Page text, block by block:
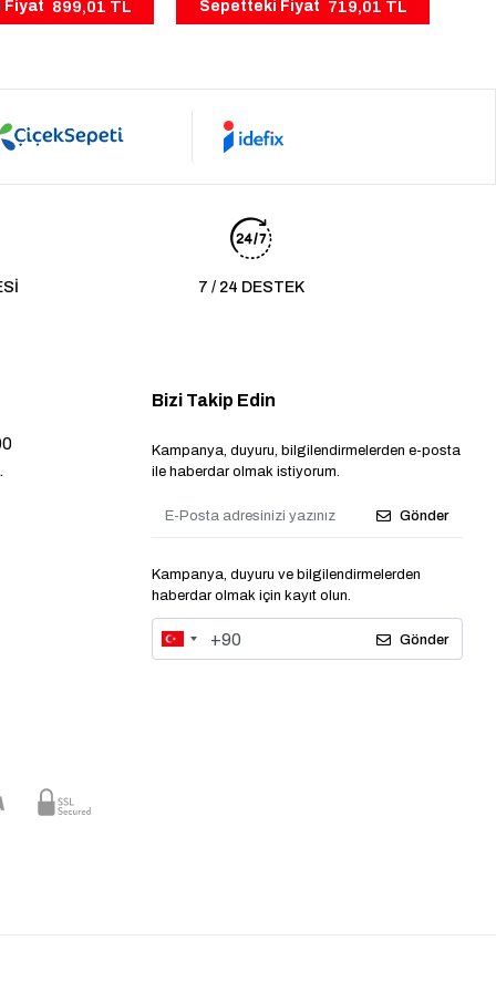
Fiyat 899,01 TL Sepetteki Fiyat 719,01 TL
7 / 24 DESTEK
Bizi Takip Edin
Kampanya, duyuru, bilgilendirmelerden e-posta
ile haberdar olmak istiyorum.
Gönder
Kampanya, duyuru ve bilgilendirmelerden
haberdar olmak için kayıt olun.
Gönder